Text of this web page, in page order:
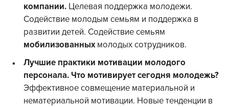
компании. Целевая поддержка молодежи.
Содействие молодым семьям и поддержка в
развитии детей. Содействие семьям
мобилизованныхмолодых сотрудников.
Лучшие практики мотивации молодого
персонала. Что мотивирует сегодня молодежь?
Эффективное совмещение материальной и
нематериальной мотивации. Новые тенденции в